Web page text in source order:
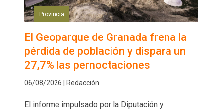
Provincia
El Geoparque de Granada frena la
pérdida de población y dispara un
27,7% las pernoctaciones
06/08/2026 | Redacción
El informe impulsado por la Diputación y